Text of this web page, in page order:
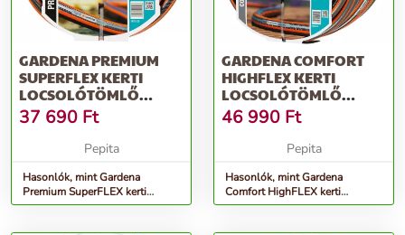
GARDENA PREMIUM
SUPERFLEX KERTI
LOCSOLÓTÖMLŐ
3/4&QUOT; 25 M
37 690 Ft
Pepita
Hasonlók, mint Gardena
Premium SuperFLEX kerti
Locsolótömlő 3/4&quot; 25 M
GARDENA COMFORT
HIGHFLEX KERTI
LOCSOLÓTÖMLŐ
3/4&QUOT; 50 M
46 990 Ft
Pepita
Hasonlók, mint Gardena
Comfort HighFLEX kerti
Locsolótömlő 3/4&quot; 50 M